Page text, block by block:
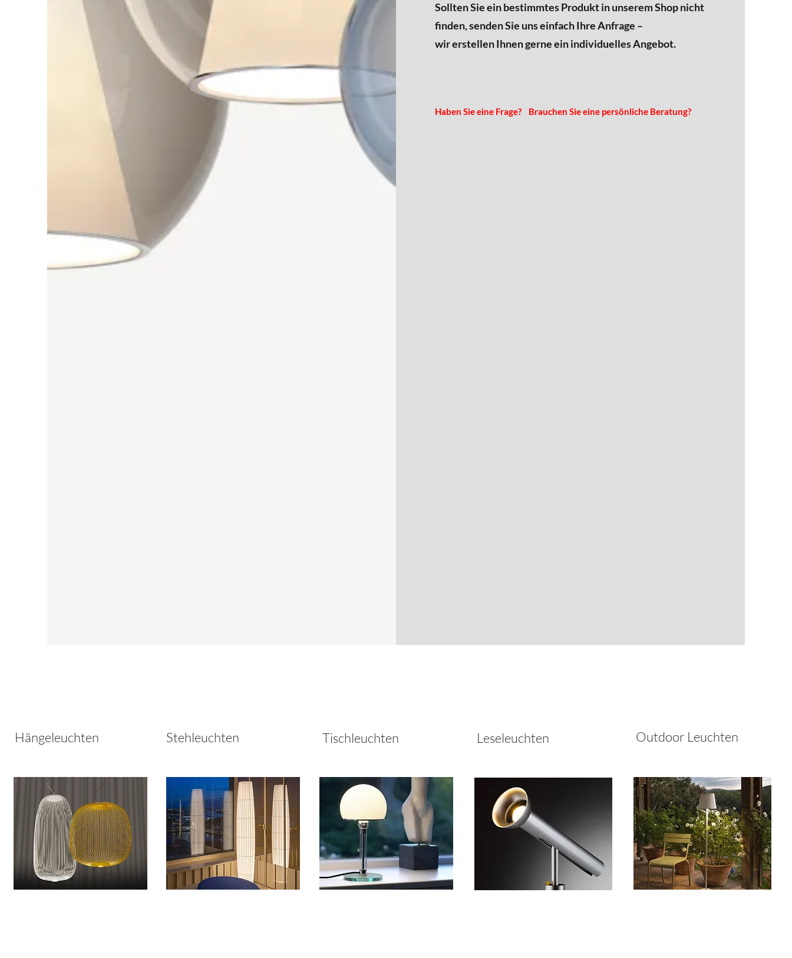
Sollten Sie ein bestimmtes Produkt in unserem Shop nicht
finden, senden Sie uns einfach Ihre Anfrage –
wir erstellen Ihnen gerne ein individuelles Angebot.
Haben Sie eine Frage? Brauchen Sie eine persönliche Beratung?
Hängeleuchten Stehleuchten Tischleuchten Leseleuchten Outdoor Leuchten